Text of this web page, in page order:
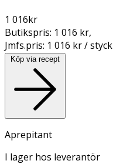
1 016kr
Butikspris: 1 016 kr,
Jmfs.pris: 1 016 kr / styck
Köp via recept
Aprepitant
I lager hos leverantör